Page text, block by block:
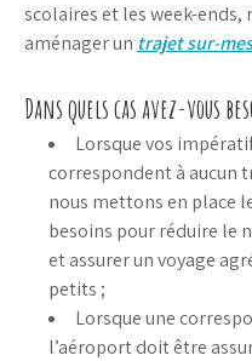
scolaires et les week-ends,
aménager un trajet sur-
Dans quels cas avez-vous
Lorsque vos
correspondent à aucun
nous mettons en place
besoins pour réduire le
et assurer un voyage
petits ;
Lorsque une
l’aéroport doit être